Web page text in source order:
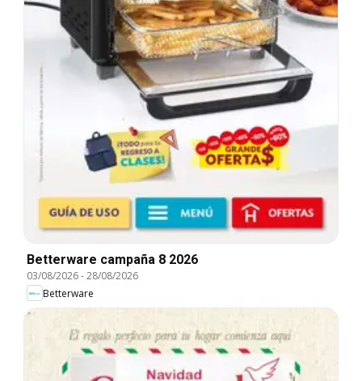
Betterware campaña 8 2026
03/08/2026-28/08/2026
Betterware